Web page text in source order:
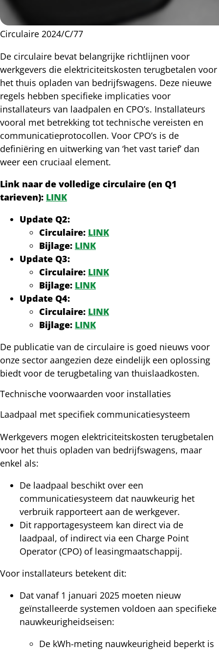
Circulaire 2024/C/77
De circulaire bevat belangrijke richtlijnen voor
werkgevers die elektriciteitskosten terugbetalen voor
het thuis opladen van bedrijfswagens. Deze nieuwe
regels hebben specifieke implicaties voor
installateurs van laadpalen en CPO’s. Installateurs
vooral met betrekking tot technische vereisten en
communicatieprotocollen. Voor CPO’s is de
definiëring en uitwerking van ‘het vast tarief’ dan
weer een cruciaal element.
Link naar de volledige circulaire (en Q1
tarieven): LINK
Update Q2:
Circulaire: LINK
Bijlage: LINK
Update Q3:
Circulaire: LINK
Bijlage: LINK
Update Q4:
Circulaire: LINK
Bijlage: LINK
De publicatie van de circulaire is goed nieuws voor
onze sector aangezien deze eindelijk een oplossing
biedt voor de terugbetaling van thuislaadkosten.
Technische voorwaarden voor installaties
Laadpaal met specifiek communicatiesysteem
Werkgevers mogen elektriciteitskosten terugbetalen
voor het thuis opladen van bedrijfswagens, maar
enkel als:
De laadpaal beschikt over een
communicatiesysteem dat nauwkeurig het
verbruik rapporteert aan de werkgever.
Dit rapportagesysteem kan direct via de
laadpaal, of indirect via een Charge Point
Operator (CPO) of leasingmaatschappij.
Voor installateurs betekent dit:
Dat vanaf 1 januari 2025 moeten nieuw
geïnstalleerde systemen voldoen aan specifieke
nauwkeurigheidseisen:
De kWh-meting nauwkeurigheid beperkt is